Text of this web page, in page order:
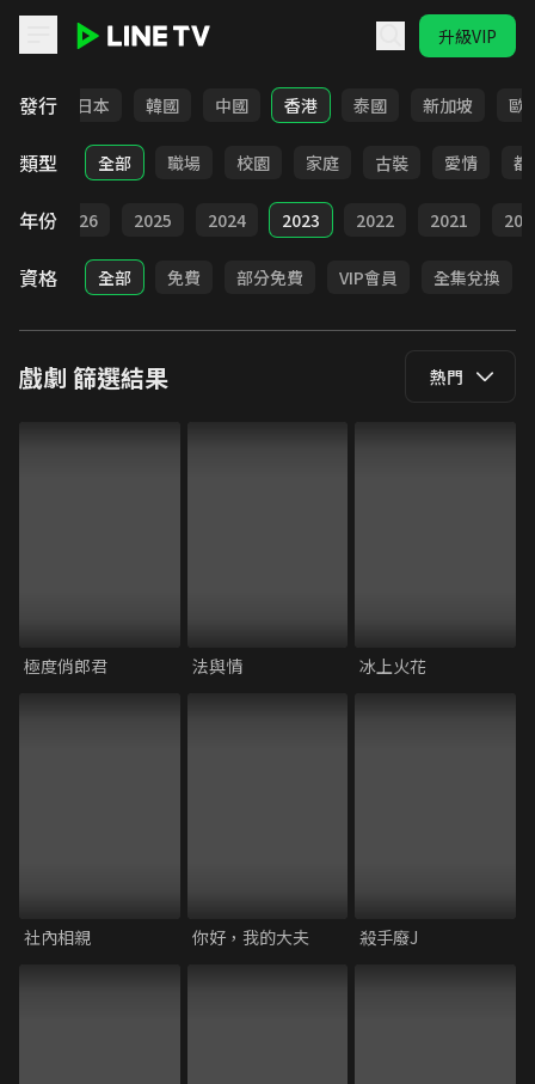
升級VIP
發行
台灣 日本 韓國 中國 香港 泰國 新加坡 歐
類型 全部 職場 校園 家庭 古裝 愛情 都
年份
部 2026 2025 2024 2023 2022 2021
資格 全部 免費 部分免費 VIP會員 全集兌換
戲劇 篩選結果 熱門
極度俏郎君 法與情 冰上火花
社內相親 你好，我的大夫 殺手廢J